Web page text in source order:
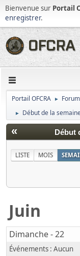
Bienvenue sur Portail
enregistrer.
Portail OFCRA ► Forum
► Début de la
« Début
LISTE MOIS
Juin
Dimanche - 22